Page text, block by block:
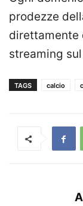
prodezze
direttamente
streaming
TAGS calcio